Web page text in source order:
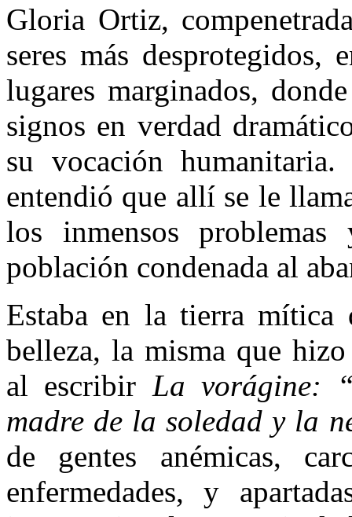
Gloria Ortiz,
seres más desprotegidos,
lugares marginados,
signos en verdad
su vocación
entendió que allí se le
los inmensos
población condenada al
Estaba en la tierra
belleza, la misma que
al escribir La vorágine:
madre de la soledad y la
de gentes anémicas,
enfermedades, y